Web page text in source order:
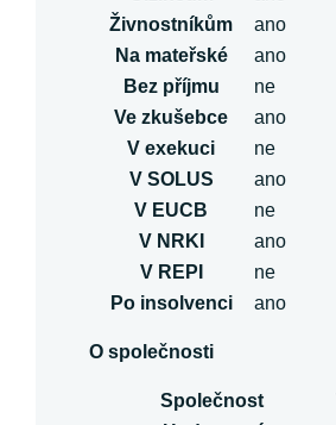
Živnostníkům
ano
Na mateřské
ano
Bez příjmu
ne
Ve zkušebce
ano
V exekuci
ne
V SOLUS
ano
V EUCB
ne
V NRKI
ano
V REPI
ne
Po insolvenci
ano
O společnosti
Společnost